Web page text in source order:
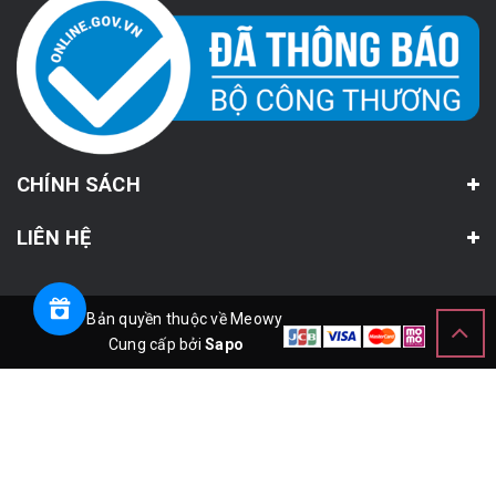
CHÍNH SÁCH
LIÊN HỆ
© Bản quyền thuộc về Meowy
Cung cấp bởiSapo